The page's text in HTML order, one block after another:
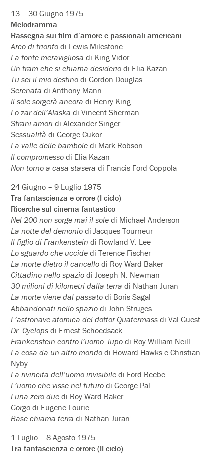
13 – 30 Giugno 1975
Melodramma
Rassegna sui film d’amore e passionali americani
Arco di trionfo di Lewis Milestone
La fonte meravigliosa di King Vidor
Un tram che si chiama desiderio di Elia Kazan
Tu sei il mio destino di Gordon Douglas
Serenata di Anthony Mann
Il sole sorgerà ancora di Henry King
Lo zar dell’Alaska di Vincent Sherman
Strani amori di Alexander Singer
Sessualità di George Cukor
La valle delle bambole di Mark Robson
Il compromesso di Elia Kazan
Non torno a casa stasera di Francis Ford Coppola
24 Giugno – 9 Luglio 1975
Tra fantascienza e orrore (I ciclo)
Ricerche sul cinema fantastico
Nel 200 non sorge mai il sole di Michael Anderson
La notte del demonio di Jacques Tourneur
Il figlio di Frankenstein di Rowland V. Lee
Lo sguardo che uccide di Terence Fischer
La morte dietro il cancello di Roy Ward Baker
Cittadino nello spazio di Joseph N. Newman
30 milioni di kilometri dalla terra di Nathan Juran
La morte viene dal passato di Boris Sagal
Abbandonati nello spazio di John Struges
L’astronave atomica del dottor Quatermass di Val Guest
Dr. Cyclops di Ernest Schoedsack
Frankenstein contro l’uomo lupo di Roy William Neill
La cosa da un altro mondodi Howard Hawks e Christian
Nyby
La rivincita dell’uomo invisibile di Ford Beebe
L’uomo che visse nel futuro di George Pal
Luna zero due di Roy Ward Baker
Gorgo di Eugene Lourie
Base chiama terra di Nathan Juran
1 Luglio – 8 Agosto 1975
Tra fantascienza e orrore (II ciclo)